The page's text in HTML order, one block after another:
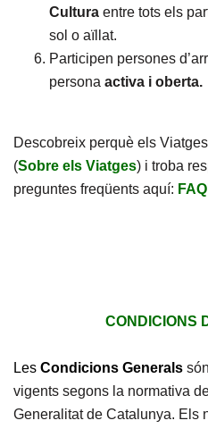
Cultura entre tots els
sol o aïllat.
Participen persones
persona activa i oberta.
Descobreix perquè els
(Sobre els Viatges) i troba
preguntes freqüents aquí:
CONDICIONS
Les Condicions Generals
vigents segons la normativa
Generalitat de Catalunya. Els